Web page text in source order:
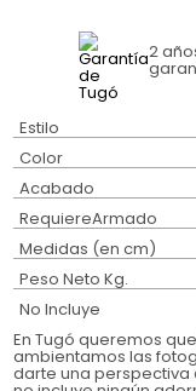
2
Estilo
Color
Acabado
RequiereArmado
Medidas (en cm)
Peso Neto Kg.
No Incluye
En Tugó queremos
ambientamos las
darte una perspectiva